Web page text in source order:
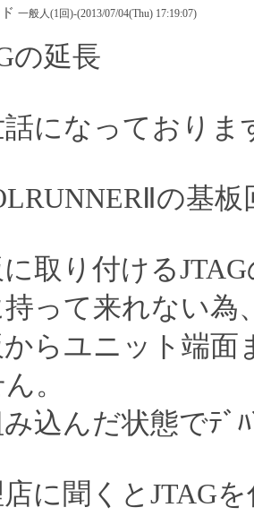
一般人(1回)-(2013/07/04(Thu) 17:19:07)
の延長
話になっておりま
の基
取り付ける
って来れない為
らユニット端面
。
み込んだ状態でﾃﾞ
に聞くとJTAG